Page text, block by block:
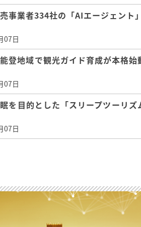
事業者334社の「AIエージェン
07日
登地域で観光ガイド育成が本格
07日
を目的とした「スリープツーリ
07日